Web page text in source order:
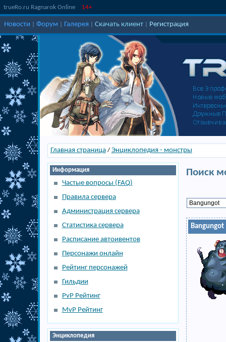
trueRo.ru Ragnarok Online 14+
Новости Форум Галерея Скачать клиент Регистрация
Главная страница/ Энциклопедия - монстры
Информация
Частые вопросы (FAQ)
Правила сервера
Администрация сервера
Статистика сервера
Расписание автоивентов
Персонажи онлайн
Рейтинг персонажей
Гильдии
PvP Рейтинг
MvP Рейтинг
Энциклопедия
Поиск
Bangungot